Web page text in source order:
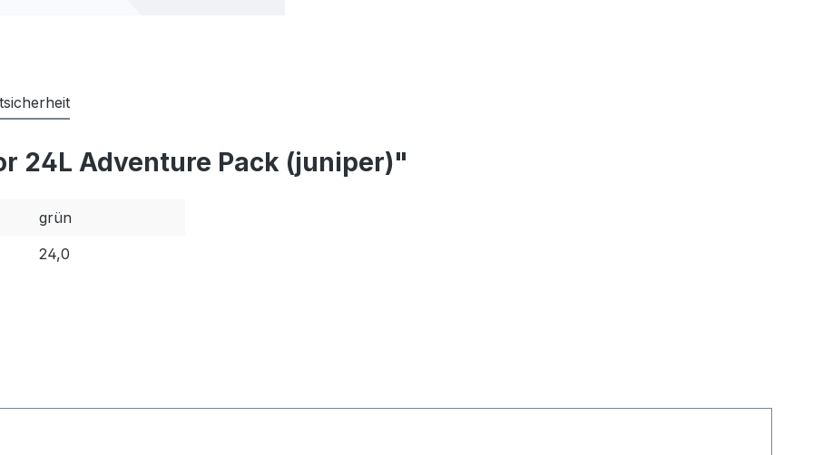
24L Adventure Pack (juniper)"
grün
24,0